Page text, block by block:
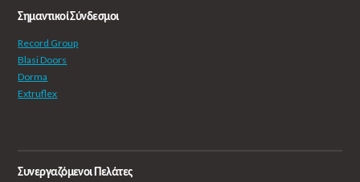
Σημαντικοί Σύνδεσμοι
Record Group
Blasi Doors
Dorma
Extruflex
Συνεργαζόμενοι Πελάτες